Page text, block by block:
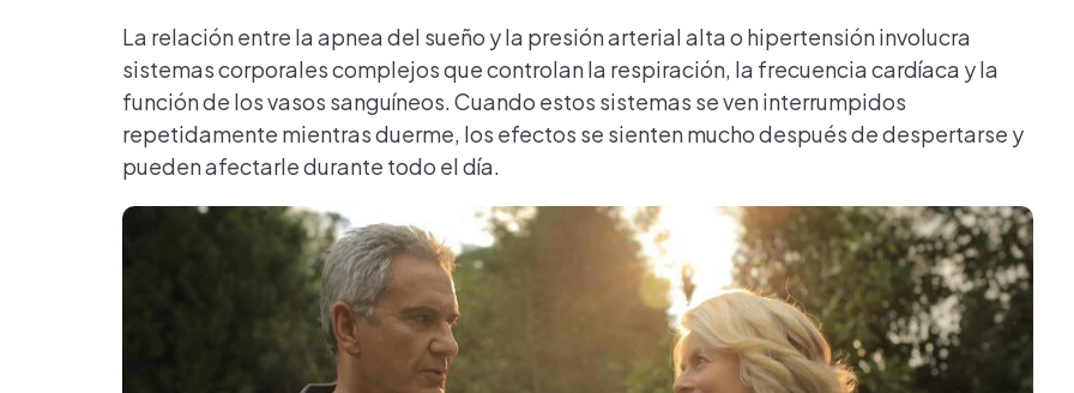
La relación entre la apnea del sueño y la presión arterial alta o hipertensión involucra
sistemas corporales complejos que controlan la respiración, la frecuencia cardíaca y la
función de los vasos sanguíneos. Cuando estos sistemas se ven interrumpidos
repetidamente mientras duerme, los efectos se sienten mucho después de despertarse y
pueden afectarle durante todo el día.